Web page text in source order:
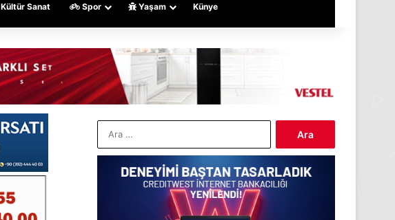
Kültür Sanat Spor Yaşam Künye